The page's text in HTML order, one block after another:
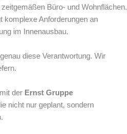
Büro- und Wohnflächen.
komplexe Anforderungen an
im Innenausbau.
diese Verantwortung. Wir
der Ernst Gruppe
nicht nur geplant, sondern